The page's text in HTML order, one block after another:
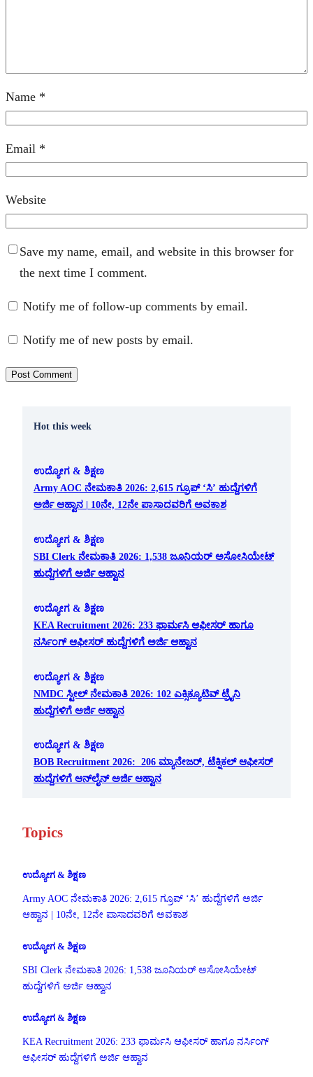
Name *
Email *
Website
Save my name, email, and website in this browser for
the next time I comment.
Notify me of follow-up comments by email.
Notify me of new posts by email.
Hot this week
ಉದ್ಯೋಗ & ಶಿಕ್ಷಣ
Army AOC ನೇಮಕಾತಿ 2026: 2,615 ಗ್ರೂಪ್ ‘ಸಿ’ ಹುದ್ದೆಗಳಿಗೆ
ಅರ್ಜಿ ಆಹ್ವಾನ | 10ನೇ, 12ನೇ ಪಾಸಾದವರಿಗೆ ಅವಕಾಶ
ಉದ್ಯೋಗ & ಶಿಕ್ಷಣ
SBI Clerk ನೇಮಕಾತಿ 2026: 1,538 ಜೂನಿಯರ್ ಅಸೋಸಿಯೇಟ್
ಹುದ್ದೆಗಳಿಗೆ ಅರ್ಜಿ ಆಹ್ವಾನ
ಉದ್ಯೋಗ & ಶಿಕ್ಷಣ
KEA Recruitment 2026: 233 ಫಾರ್ಮಸಿ ಆಫೀಸರ್ ಹಾಗೂ
ನರ್ಸಿಂಗ್ ಆಫೀಸರ್ ಹುದ್ದೆಗಳಿಗೆ ಅರ್ಜಿ ಆಹ್ವಾನ
ಉದ್ಯೋಗ & ಶಿಕ್ಷಣ
NMDC ಸ್ಟೀಲ್ ನೇಮಕಾತಿ 2026: 102 ಎಕ್ಸಿಕ್ಯೂಟಿವ್ ಟ್ರೈನಿ
ಹುದ್ದೆಗಳಿಗೆ ಅರ್ಜಿ ಆಹ್ವಾನ
ಉದ್ಯೋಗ & ಶಿಕ್ಷಣ
BOB Recruitment 2026: 206 ಮ್ಯಾನೇಜರ್, ಟೆಕ್ನಿಕಲ್ ಆಫೀಸರ್
ಹುದ್ದೆಗಳಿಗೆ ಆನ್‌ಲೈನ್ ಅರ್ಜಿ ಆಹ್ವಾನ
Topics
ಉದ್ಯೋಗ & ಶಿಕ್ಷಣ
Army AOC ನೇಮಕಾತಿ 2026: 2,615 ಗ್ರೂಪ್ ‘ಸಿ’ ಹುದ್ದೆಗಳಿಗೆ ಅರ್ಜಿ
ಆಹ್ವಾನ | 10ನೇ, 12ನೇ ಪಾಸಾದವರಿಗೆ ಅವಕಾಶ
ಉದ್ಯೋಗ & ಶಿಕ್ಷಣ
SBI Clerk ನೇಮಕಾತಿ 2026: 1,538 ಜೂನಿಯರ್ ಅಸೋಸಿಯೇಟ್
ಹುದ್ದೆಗಳಿಗೆ ಅರ್ಜಿ ಆಹ್ವಾನ
ಉದ್ಯೋಗ & ಶಿಕ್ಷಣ
KEA Recruitment 2026: 233 ಫಾರ್ಮಸಿ ಆಫೀಸರ್ ಹಾಗೂ ನರ್ಸಿಂಗ್
ಆಫೀಸರ್ ಹುದ್ದೆಗಳಿಗೆ ಅರ್ಜಿ ಆಹ್ವಾನ